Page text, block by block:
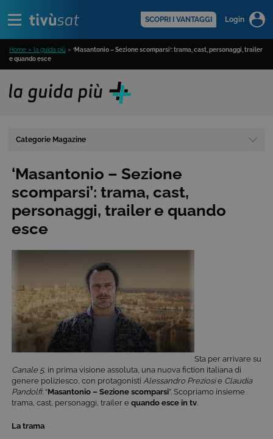
SCOPRI I VANTAGGI Login
Home » la guida più » ‘Masantonio – Sezione scomparsi’: trama, cast, personaggi, trailer
e quando esce
Categorie Magazine
‘Masantonio – Sezione
scomparsi’: trama, cast,
personaggi, trailer e quando
esce
Sta per arrivare su
Canale 5, in prima visione assoluta, una nuova fiction italiana di
genere poliziesco, con protagonisti Alessandro Preziosie Claudia
Pandolfi: “Masantonio – Sezione scomparsi”. Scopriamo insieme
trama, cast, personaggi, trailer e quando esce in tv
La trama